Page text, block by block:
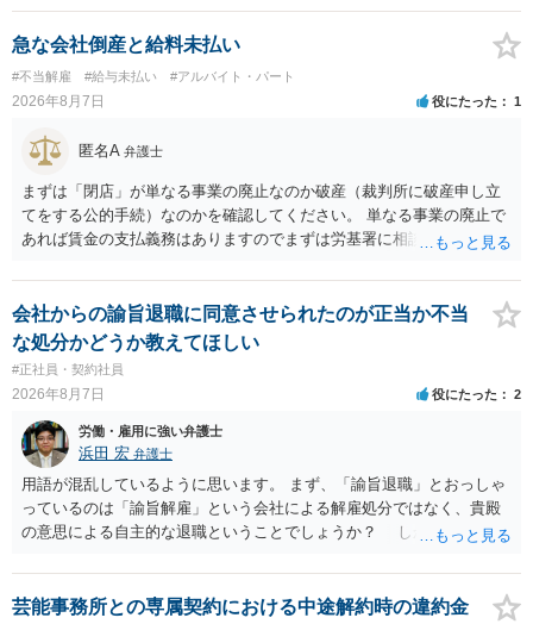
の確保の他に何か企業側にメリットがあるのでしょうか？ →企業側の
メリットは分かりかねますが、ご質問者様が業務を受託する側のお立
場であれば、自動更新で契約が延長されると、企業側は報酬を支払う
義務を負うことになるので（ご質問者様も業務を提供する義務を負
う）、放置をすることは望ましい状態ではないと思料いたします。
急な会社倒産と給料未払い
#不当解雇 #給与未払い #アルバイト・パート
2026年8月7日 役にたった 1
匿名A 弁護士
まずは「閉店」が単なる事業の廃止なのか破産（裁判所に破産申し立
てをする公的手続）なのかを確認してください。 単なる事業の廃止で
あれば賃金の支払義務はありますのでまずは労基署に相談してくださ
しいかもしれませんが）賃金などの労働債権は他の債務より優先して
支払われます。ただし支払までにかなり時間がかかるでしょう。 さら
に、「独立行政法人労働者健康安全機構 」という公的機関が未払賃金
の立替事業を行っています。詳しくは、同機構の＜未払賃金立替払相
談コーナー＞ TEL 044-431-8663 相談時間：土日祝日を除く9:15～1
7:00 に相談してみてください。同じように未払となった他の従業員の
方がいれば一緒に相談してみるといいでしょう。
会社からの諭旨退職に同意させられたのが正当か不当
な処分かどうか教えてほしい
#正社員・契約社員
2026年8月7日 役にたった 2
労働・雇用に強い弁護士
浜田 宏 弁護士
用語が混乱しているように思います。 まず、「諭旨退職」とおっしゃ
っているのは「諭旨解雇」という会社による解雇処分ではなく、貴殿
の意思による自主的な退職ということでしょうか？ しかし、記載さ
す。 その場合、解雇には客観的で合理的な理由が必要であり、かつ
解雇という処分が社会通念上相当と認められない限り、解雇は無効で
芸能事務所との専属契約における中途解約時の違約金